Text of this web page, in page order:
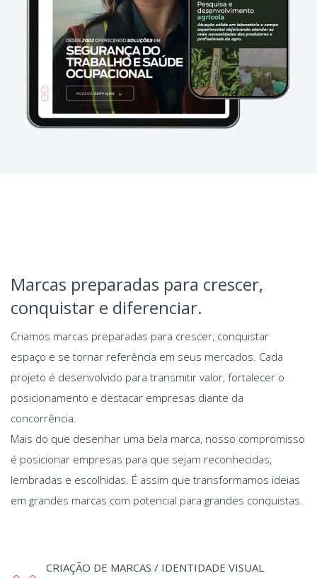
Marcas preparadas para crescer,
conquistar e diferenciar.
Criamos marcas preparadas para crescer, conquistar
espaço e se tornar referência em seus mercados. Cada
projeto é desenvolvido para transmitir valor, fortalecer o
posicionamento e destacar empresas diante da
concorrência.
Mais do que desenhar uma bela marca, nosso compromisso
é posicionar empresas para que sejam reconhecidas,
lembradas e escolhidas. É assim que transformamos ideias
em grandes marcas com potencial para grandes conquistas.
CRIAÇÃO DE MARCAS / IDENTIDADE VISUAL